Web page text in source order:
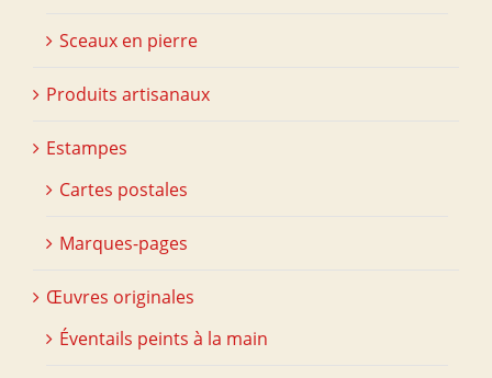
Sceaux en pierre
Produits artisanaux
Estampes
Cartes postales
Marques-pages
Œuvres originales
Éventails peints à la main